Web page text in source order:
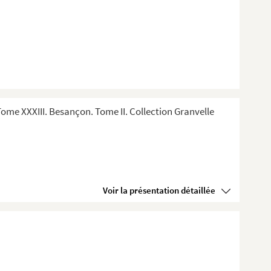
XXXIII. Besançon. Tome II. Collection Granvelle
Voir la présentation détaillée